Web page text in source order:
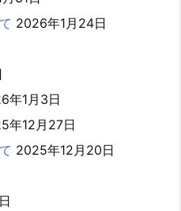
2026年1月24日
年1月3日
年12月27日
2025年12月20日